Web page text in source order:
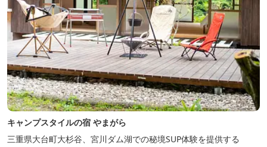
キャンプスタイルの宿 やまがら
三重県大台町大杉谷、宮川ダム湖での秘境SUP体験を提供する